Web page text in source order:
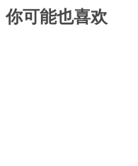
你可能也喜欢